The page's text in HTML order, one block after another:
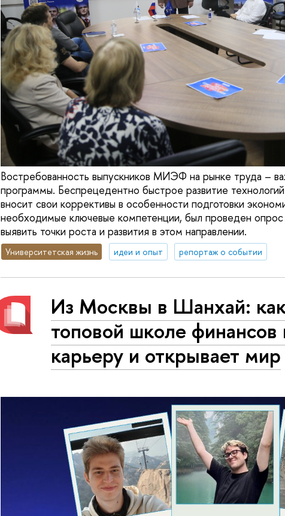
Востребованность выпускников МИЭФ на рынке труда –
программы. Беспрецедентно быстрое развитие
вносит свои коррективы в особенности подготовки
необходимые ключевые компетенции, был проведен опрос
выявить точки роста и развития в этом направлении.
Университетская жизнь идеи и опыт репортаж о событии
Из Москвы в Шанхай:
топовой школе
карьеру и открывает мир